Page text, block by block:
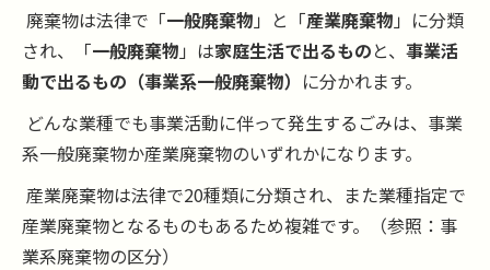
廃棄物は法律で「一般廃棄物 」と「産業廃棄物 」に分類
され、「一般廃棄物 」は家庭生活で出るものと、 事業活
動で出るもの（事業系一般廃棄物） に分かれます。
どんな業種でも事業活動に伴って発生するごみは、事業
系一般廃棄物か産業廃棄物のいずれかになります。
産業廃棄物は法律で20種類に分類され、また業種指定で
産業廃棄物となるものもあるため複雑です。（参照：事
業系廃棄物の区分）